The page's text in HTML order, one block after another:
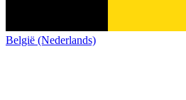
België (Nederlands)